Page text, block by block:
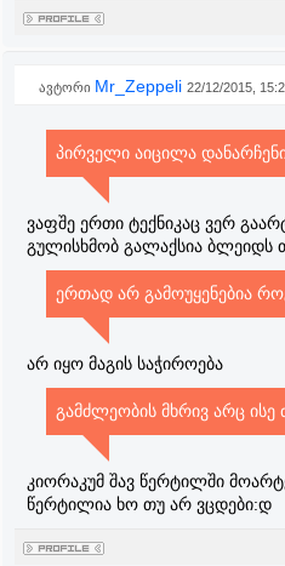
ავტორი Mr_Zeppeli 22/12/2015,
პირველი აიცილა
ვაფშე ერთი ტექნიკაც ვერ
გულისხმობ გალაქსია ბლეიდს
ერთად არ გამოუყენებია
არ იყო მაგის საჭიროება
გამძლეობის მხრივ არც ისე
კიორაკუმ შავ წერტილში
წერტილია ხო თუ არ ვცდები:დ